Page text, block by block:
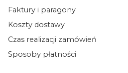
Faktury i paragony
Koszty dostawy
Czas realizacji zamówień
Sposoby płatności